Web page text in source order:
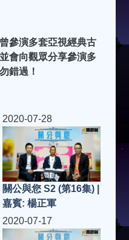
參演多套亞視經典古
會向觀眾分享參演多
錯過！
2020-07-28
關公與您 S2 (第16集) |
嘉賓: 楊正軍
2020-07-17